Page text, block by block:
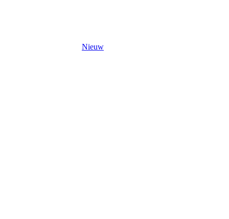
Nieuw